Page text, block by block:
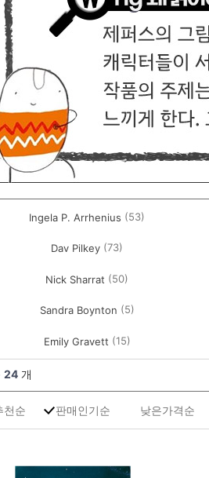
Ingela P. Arrhenius (53)
Dav Pilkey (73)
Nick Sharrat (50)
Sandra Boynton (5)
Emily Gravett (15)
24 개
천순 판매인기순 낮은가격순